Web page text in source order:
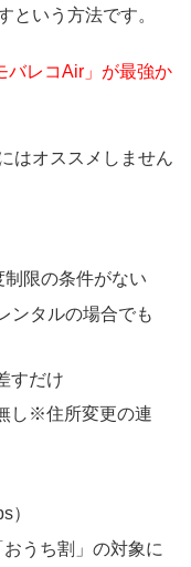
という方法です。
バレコAir」が最強か
はオススメしません
制限の条件がない
ンタルの場合でも
すだけ
し※住所変更の連
）
うち割」の対象に